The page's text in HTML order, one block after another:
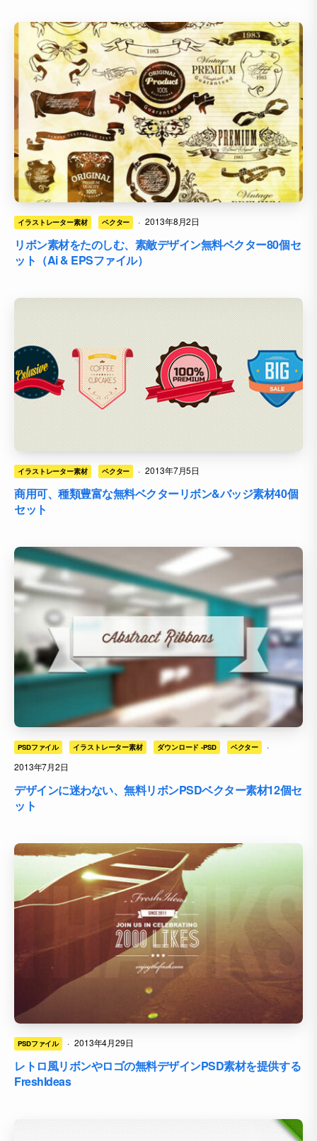
イラストレーター素材 ベクター · 2013年8月2日
リボン素材をたのしむ、素敵デザイン無料ベクター80個セ
ット（Ai & EPSファイル）
イラストレーター素材 ベクター · 2013年7月5日
商用可、種類豊富な無料ベクターリボン&バッジ素材40個
セット
PSDファイル イラストレーター素材 ダウンロード -PSD ベクター
·
2013年7月2日
デザインに迷わない、無料リボンPSDベクター素材12個セ
ット
PSDファイル · 2013年4月29日
レトロ風リボンやロゴの無料デザインPSD素材を提供する
FreshIdeas